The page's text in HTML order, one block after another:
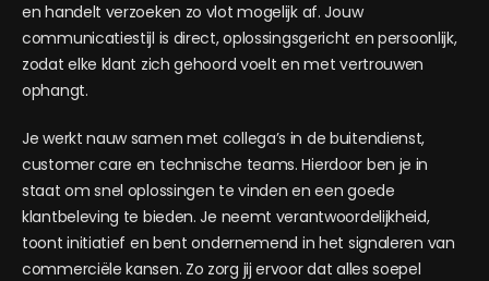
en handelt verzoeken zo vlot mogelijk af. Jouw
communicatiestijl is direct, oplossingsgericht en persoonlijk,
zodat elke klant zich gehoord voelt en met vertrouwen
ophangt.
Je werkt nauw samen met collega’s in de buitendienst,
customer care en technische teams. Hierdoor ben je in
staat om snel oplossingen te vinden en een goede
klantbeleving te bieden. Je neemt verantwoordelijkheid,
toont initiatief en bent ondernemend in het signaleren van
commerciële kansen. Zo zorg jij ervoor dat alles soepel